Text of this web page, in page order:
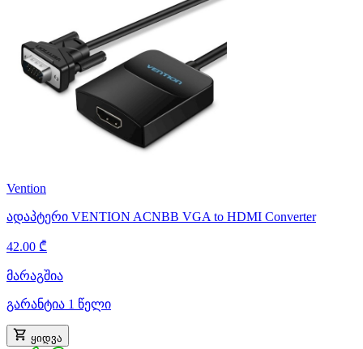
Vention
ადაპტერი VENTION ACNBB VGA to HDMI Converter
42.00 ₾
მარაგშია
გარანტია 1 წელი
ყიდვა